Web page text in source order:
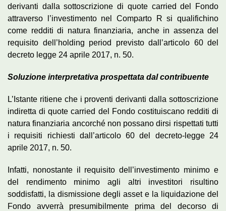
derivanti dalla sottoscrizione di quote carried del Fondo
attraverso l’investimento nel Comparto R si qualifichino
come redditi di natura finanziaria, anche in assenza del
requisito dell’holding period previsto dall’articolo 60 del
decreto legge 24 aprile 2017, n. 50.
Soluzione interpretativa prospettata dal contribuente
L’Istante ritiene che i proventi derivanti dalla sottoscrizione
indiretta di quote carried del Fondo costituiscano redditi di
natura finanziaria ancorché non possano dirsi rispettati tutti
i requisiti richiesti dall’articolo 60 del decreto-legge 24
aprile 2017, n. 50.
Infatti, nonostante il requisito dell’investimento minimo e
del rendimento minimo agli altri investitori risultino
soddisfatti, la dismissione degli asset e la liquidazione del
Fondo avverrà presumibilmente prima del decorso di